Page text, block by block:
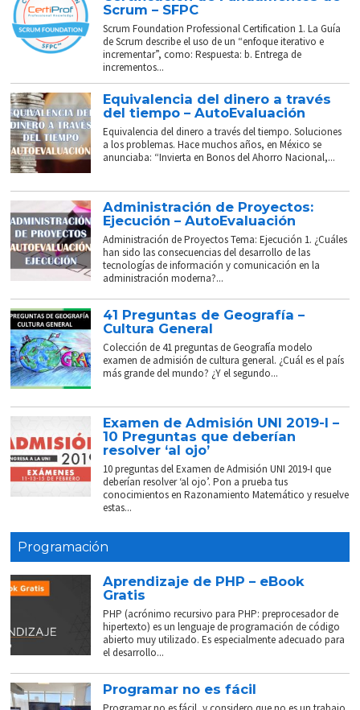
Scrum – SFPC
Scrum Foundation Professional Certification 1. La Guía
de Scrum describe el uso de un “enfoque iterativo e
incrementar”, como: Respuesta: b. Entrega de
incrementos...
Equivalencia del dinero a través
del tiempo – AutoEvaluación
Equivalencia del dinero a través del tiempo. Soluciones
a los problemas. Hace muchos años, en México se
anunciaba: “Invierta en Bonos del Ahorro Nacional,...
Administración de Proyectos:
Ejecución – AutoEvaluación
Administración de Proyectos Tema: Ejecución 1. ¿Cuáles
han sido las consecuencias del desarrollo de las
tecnologías de información y comunicación en la
administración moderna?...
41 Preguntas de Geografía –
Cultura General
Colección de 41 preguntas de Geografía modelo
examen de admisión de cultura general. ¿Cuál es el país
más grande del mundo? ¿Y el segundo...
Examen de Admisión UNI 2019-I –
10 Preguntas que deberían
resolver ‘al ojo’
10 preguntas del Examen de Admisión UNI 2019-I que
deberían resolver ‘al ojo’. Pon a prueba tus
conocimientos en Razonamiento Matemático y resuelve
estas...
Programación
Aprendizaje de PHP – eBook
Gratis
PHP (acrónimo recursivo para PHP: preprocesador de
hipertexto) es un lenguaje de programación de código
abierto muy utilizado. Es especialmente adecuado para
el desarrollo...
Programar no es fácil